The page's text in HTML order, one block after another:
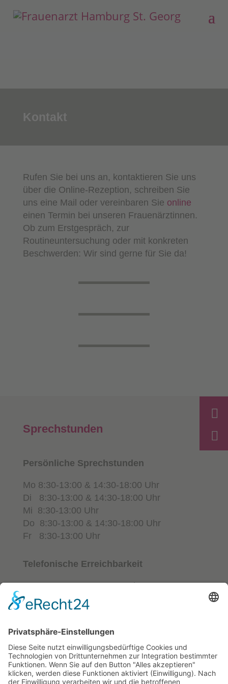
Kontakt
Rufen Sie bei uns an, kontaktieren Sie uns
über die Online-Rezeption, schreiben Sie
uns eine Mail oder vereinbaren Sie online
einen Termin bei unseren Frauenärztinnen.
Ob zum Erstgespräch, zur
Routineuntersuchung oder mit konkreten
Beschwerden: Wir sind gerne für Sie da!
Sprechstunden
Persönliche Sprechstunden
Mo 8:30-13:00 & 14:30-18:00 Uhr
Di 8:30-13:00 & 14:30-18:00 Uhr
Mi 8:30-13:00 Uhr
Do 8:30-13:00 & 14:30-18:00 Uhr
Fr 8:30-13:00 Uhr
Telefonische Erreichbarkeit
Mo-Fr 10:00-12:00 Uhr
Mo, Di & Do 15:00-17:00 Uhr
oder jederzeit per Online-Rezeption
zur Onlineterminvergabe

